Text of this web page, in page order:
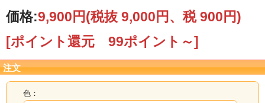
価格:9,900円(税抜 9,000円、税 900円)
[ポイント還元 99ポイント～]
注文
色：